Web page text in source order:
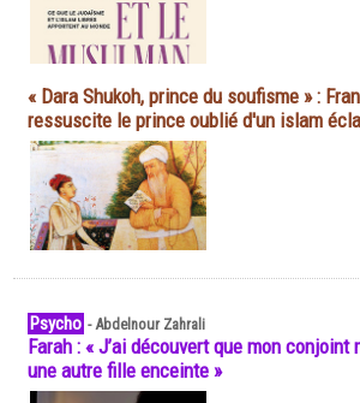
« Dara Shukoh, prince du soufisme » :
ressuscite le prince oublié d'un islam
Psycho -Abdelnour Zahrali
Farah : « J’ai découvert que mon conjoint
une autre fille enceinte »